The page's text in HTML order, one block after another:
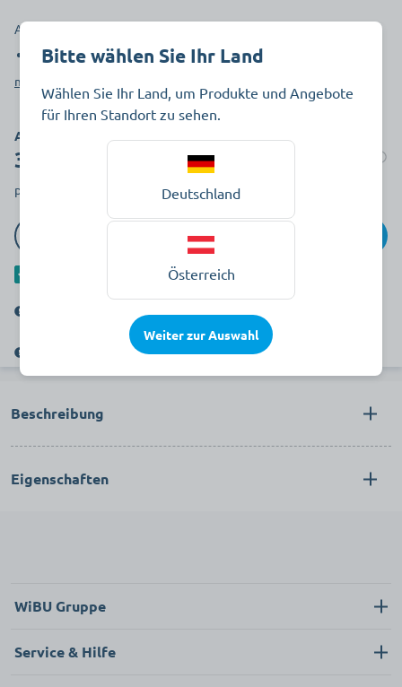
Akku NX300 für Numatic Reinigungsmaschinen
Leistungsstark und langlebig
mehr anzeigen
Art.-Nr. 812657
395,00 €
pro Stück zzgl. MwSt.
In den Warenkorb
Als separaten Artikel hinzufügen
Verkauf nur an gewerbliche Kunden. Kein Verkauf an Privatkunden.
Beschreibung
Eigenschaften
WiBU Gruppe
Service & Hilfe
Bitte wählen Sie Ihr Land
Wählen Sie Ihr Land, um Produkte und Angebote
für Ihren Standort zu sehen.
Deutschland
Österreich
Weiter zur Auswahl